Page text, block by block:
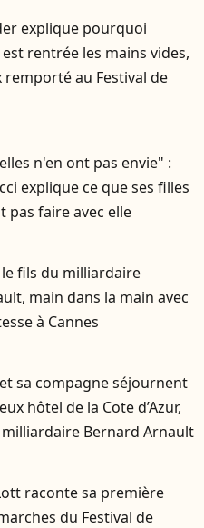
explique pourquoi
rentrée les mains vides,
remporté au Festival de
n'en ont pas envie" :
explique ce que ses filles
pas faire avec elle
le fils du milliardaire
main dans la main avec
à Cannes
sa compagne séjournent
hôtel de la Cote d’Azur,
Bernard Arnault
raconte sa première
du Festival de